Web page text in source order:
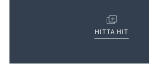
HITTA HIT
(ÖPPNAS I NYTT